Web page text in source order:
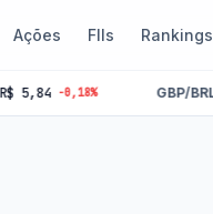
Ações FIIs Rankings
-0,18% GBP/BRLR$ 6,81